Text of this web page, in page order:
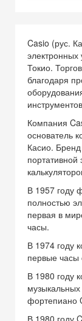
Casio (рус.
электронных
Токио.
благодаря
Компания
основатель
Касио.
портативной
В 1957 году
полностью
первая в
часы.
В 1974 году
первые
В 1980 году
фортепиано
В 1980 году